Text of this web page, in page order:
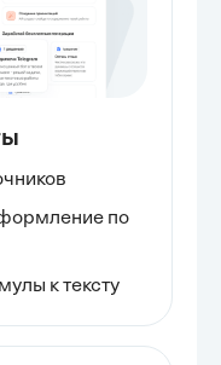
по
к тексту